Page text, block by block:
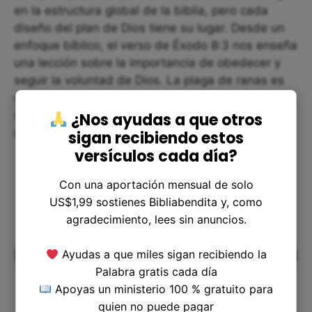
en la estructura global de la biblia, pero cada
diseño del plan de Dios tiene su lugar. Desde un
enfoque bíblico, el verso de Éxodo 8:3 nos enseña
una lección sobre la importancia de obedecer y
seguir la voluntad de Dios. La plaga de ranas es
un recordatorio de que Dios aún tiene el control
sobre la creación y que Él es el dueño del
Resolviendo dudas sobre Éxodo 8:3
¿Nos ayudas a que otros
sigan recibiendo estos
versículos cada día?
Con una aportación mensual de solo
US$1,99 sostienes Bibliabendita y, como
agradecimiento, lees sin anuncios.
Ayudas a que miles sigan recibiendo la
Palabra gratis cada día
Apoyas un ministerio 100 % gratuito para
quien no puede pagar